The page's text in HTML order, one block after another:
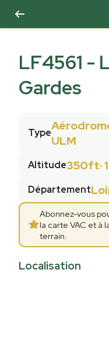
LF4561 -
Gardes
TypeULM
Altitude350ft·
Département
Abonnez-vous
la carte VAC et à
terrain.
Localisation